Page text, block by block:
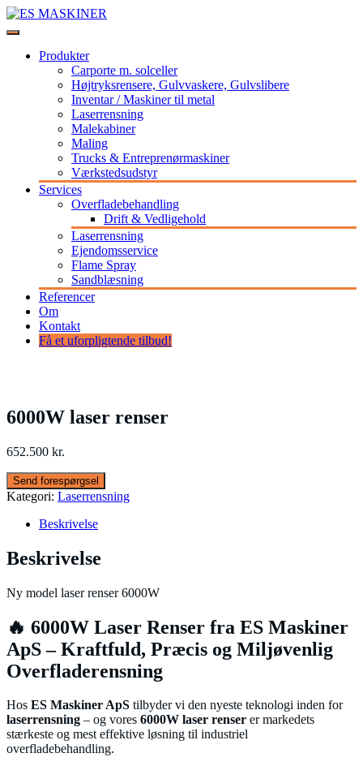
Videre
til
ES MASKINER
Produkter
Carporte m. solceller
Højtryksrensere, Gulvvaskere, Gulvslibere
Inventar / Maskiner til metal
Laserrensning
Malekabiner
Maling
Trucks & Entreprenørmaskiner
Værkstedsudstyr
Services
Overfladebehandling
Drift & Vedligehold
Laserrensning
Ejendomsservice
Flame Spray
Sandblæsning
Referencer
Om
Kontakt
Få et uforpligtende tilbud!
6000W laser renser
652.500 kr.
Kategori: Laserrensning
Beskrivelse
Beskrivelse
Ny model laser renser 6000W
🔥 6000W Laser Renser fra ES Maskiner
ApS – Kraftfuld, Præcis og Miljøvenlig
Overfladerensning
Hos ES Maskiner ApS tilbyder vi den nyeste teknologi inden for
laserrensning – og vores 6000W laser renser er markedets
stærkeste og mest effektive løsning til industriel
overfladebehandling.